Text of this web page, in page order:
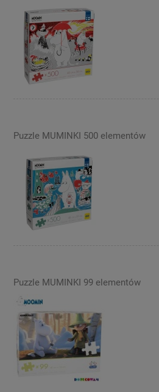
Puzzle MUMINKI 500 elementów
Puzzle MUMINKI 99 elementów